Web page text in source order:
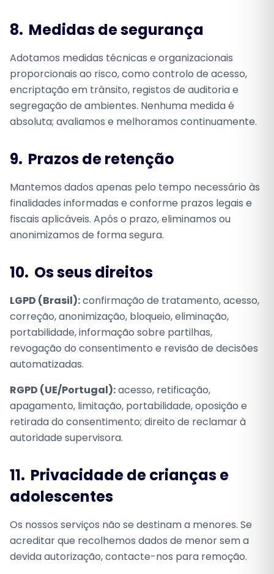
8. Medidas de segurança
Adotamos medidas técnicas e organizacionais
proporcionais ao risco, como controlo de acesso,
encriptação em trânsito, registos de auditoria e
segregação de ambientes. Nenhuma medida é
absoluta; avaliamos e melhoramos continuamente.
9. Prazos de retenção
Mantemos dados apenas pelo tempo necessário às
finalidades informadas e conforme prazos legais e
fiscais aplicáveis. Após o prazo, eliminamos ou
anonimizamos de forma segura.
10. Os seus direitos
LGPD (Brasil):confirmação de tratamento, acesso,
correção, anonimização, bloqueio, eliminação,
portabilidade, informação sobre partilhas,
revogação do consentimento e revisão de decisões
automatizadas.
RGPD (UE/Portugal):acesso, retificação,
apagamento, limitação, portabilidade, oposição e
retirada do consentimento; direito de reclamar à
autoridade supervisora.
11. Privacidade de crianças e
adolescentes
Os nossos serviços não se destinam a menores. Se
acreditar que recolhemos dados de menor sem a
devida autorização, contacte-nos para remoção.